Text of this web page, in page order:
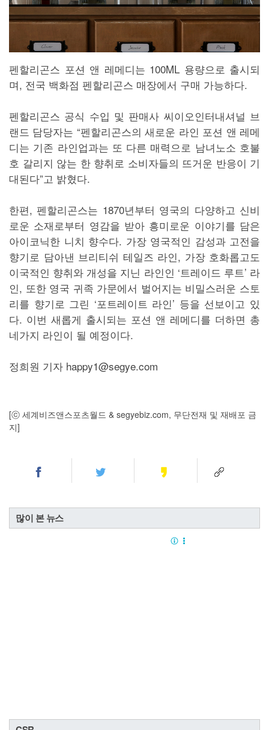
펜할리곤스 포션 앤 레메디는 100ML 용량으로 출시되
며, 전국 백화점 펜할리곤스 매장에서 구매 가능하다.
펜할리곤스 공식 수입 및 판매사 씨이오인터내셔널 브
랜드 담당자는 “펜할리곤스의 새로운 라인 포션 앤 레메
디는 기존 라인업과는 또 다른 매력으로 남녀노소 호불
호 갈리지 않는 한 향취로 소비자들의 뜨거운 반응이 기
대된다”고 밝혔다.
한편, 펜할리곤스는 1870년부터 영국의 다양하고 신비
로운 소재로부터 영감을 받아 흥미로운 이야기를 담은
아이코닉한 니치 향수다. 가장 영국적인 감성과 고전을
향기로 담아낸 브리티쉬 테일즈 라인, 가장 호화롭고도
이국적인 향취와 개성을 지닌 라인인 ‘트레이드 루트’ 라
인, 또한 영국 귀족 가문에서 벌어지는 비밀스러운 스토
리를 향기로 그린 ‘포트레이트 라인’ 등을 선보이고 있
다. 이번 새롭게 출시되는 포션 앤 레메디를 더하면 총
네가지 라인이 될 예정이다.
정희원 기자 happy1@segye.com
[ⓒ 세계비즈앤스포츠월드 & segyebiz.com, 무단전재 및 재배포 금
지]
많이 본 뉴스